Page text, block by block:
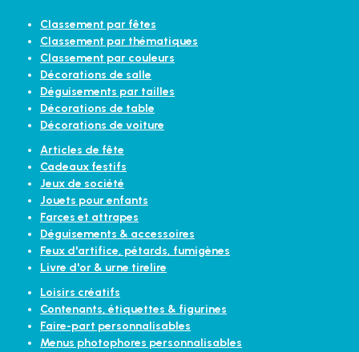
Classement par fêtes
Classement par thématiques
Classement par couleurs
Décorations de salle
Déguisements par tailles
Décorations de table
Décorations de voiture
Articles de fête
Cadeaux festifs
Jeux de société
Jouets pour enfants
Farces et attrapes
Déguisements & accessoires
Feux d'artifice, pétards, fumigènes
Livre d'or & urne tirelire
Loisirs créatifs
Contenants, étiquettes & figurines
Faire-part personnalisables
Menus photophores personnalisables